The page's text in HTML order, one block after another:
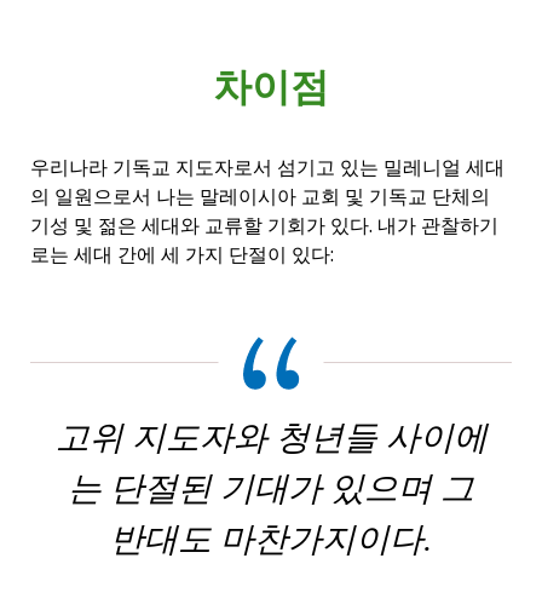
차이점
우리나라 기독교 지도자로서 섬기고 있는 밀레니얼 세대
의 일원으로서 나는 말레이시아 교회 및 기독교 단체의
기성 및 젊은 세대와 교류할 기회가 있다. 내가 관찰하기
로는 세대 간에 세 가지 단절이 있다:
고위 지도자와 청년들 사이에
는 단절된 기대가 있으며 그
반대도 마찬가지이다.